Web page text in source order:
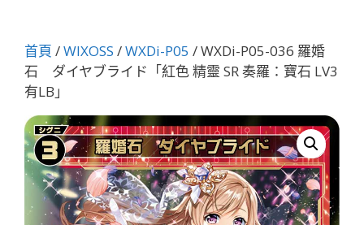
首頁 /WIXOSS /WXDi-P05 / WXDi-P05-036 羅婚
石 ダイヤブライド「紅色 精靈 SR 奏羅：寶石 LV3
有LB」